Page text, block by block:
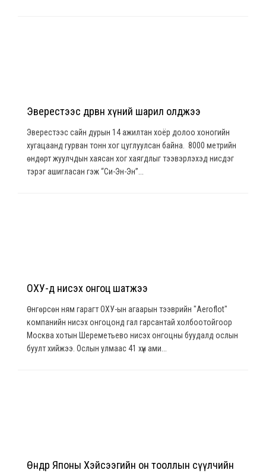
Эверестээс дөрвөн хүний шарил олджээ
Эверестээс сайн дурын 14 ажилтан хоёр долоо хоногийн
хугацаанд гурван тонн хог цуглуулсан байна. 8000 метрийн
өндөрт жуулчдын хаясан хог хаягдлыг тээвэрлэхэд нисдэг
тэрэг ашигласан гэж “Си-Эн-Эн”...
ОХУ-д нисэх онгоц шатжээ
Өнгөрсөн ням гарагт ОХУ-ын агаарын тээврийн "Aeroflot"
компанийн нисэх онгоцонд гал гарсантай холбоотойгоор
Москва хотын Шереметьево нисэх онгоцны буудалд ослын
буулт хийжээ. Ослын улмаас 41 хүн ами...
Өнөөдөр Японы Хэйсээгийн он тооллын сүүлчийн